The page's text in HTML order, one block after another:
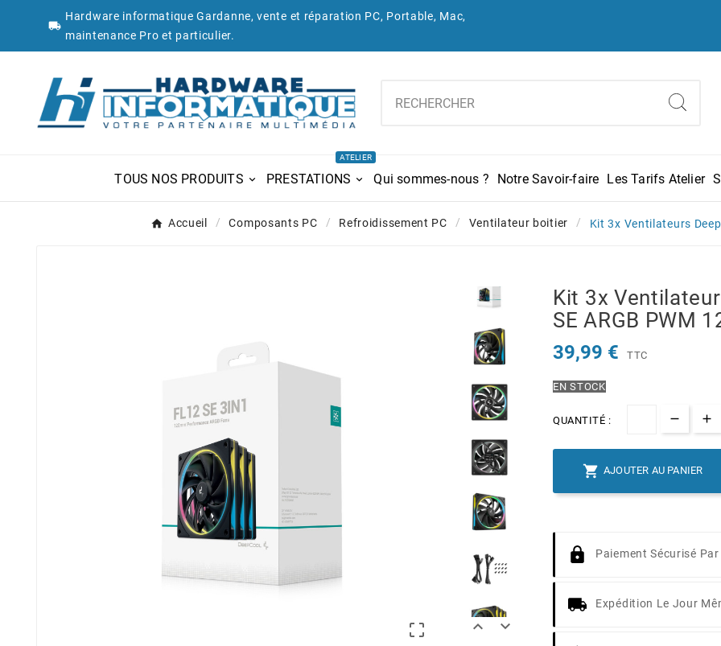

Hardware informatique Gardanne, vente et réparation PC, Portable, Mac,
maintenance Pro et particulier.
TOUS NOS PRODUITS PRESTATIONS
ATELIER
Qui sommes-nous ? Notre Savoir-faire Les Tarifs Atelier
Accueil Composants PC Refroidissement PC Ventilateur boitier Kit 3x Ventilateurs
  
Kit 3x
SE ARGB PWM
39,99 € TTC
EN STOCK
QUANTITÉ :
 AJOUTER AU PANIER
Paiement Sécurisé Par
Expédition Le Jour